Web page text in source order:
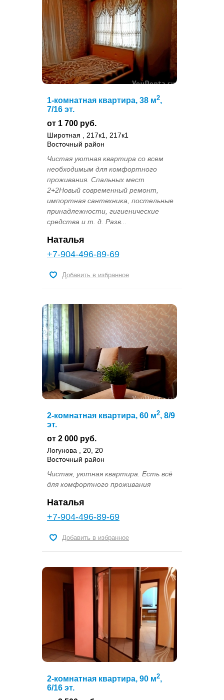
1-комнатная квартира, 38 м2,
7/16 эт.
от 1 700 руб.
Широтная , 217к1, 217к1
Восточный район
Чистая уютная квартира со всем
необходимым для комфортного
проживания. Спальных мест
2+2Новый современный ремонт,
импортная сантехника, постельные
принадлежности, гигиенические
средства и т. д. Разв...
Наталья
+7-904-496-89-69
Добавить в избранное
2-комнатная квартира, 60 м2, 8/9
эт.
от 2 000 руб.
Логунова , 20, 20
Восточный район
Чистая, уютная квартира. Есть всё
для комфортного проживания
Наталья
+7-904-496-89-69
Добавить в избранное
2-комнатная квартира, 90 м2,
6/16 эт.